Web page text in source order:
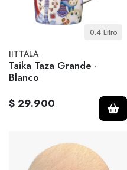
0.4 Litro
IITTALA
Taika Taza Grande -
Blanco
$ 29.900